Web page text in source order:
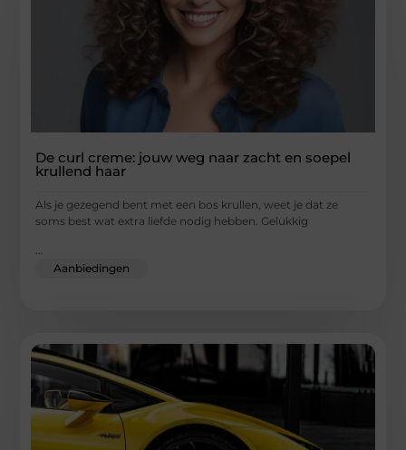
De curl creme: jouw weg naar zacht en soepel
krullend haar
Als je gezegend bent met een bos krullen, weet je dat ze
soms best wat extra liefde nodig hebben. Gelukkig
...
Aanbiedingen